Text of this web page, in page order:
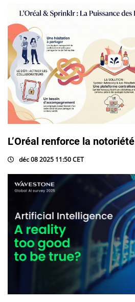
L’Oréal renforce la notoriété
déc 08 2025 11:50 CET